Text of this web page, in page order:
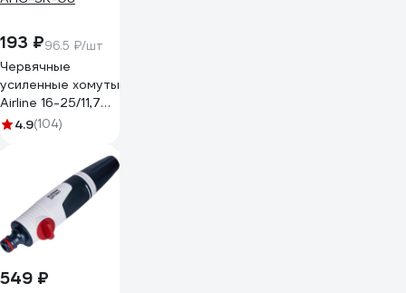
193 ₽96.5 ₽/шт
Червячные
усиленные хомуты
Airline 16-25/11,7
мм, W1 оцинк.,
4.9(104)
549 ₽